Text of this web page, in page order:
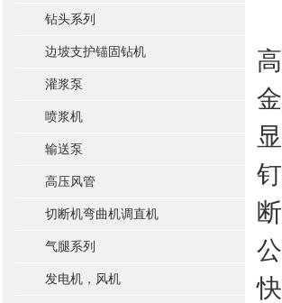
钻头系列
边坡支护锚固钻机
灌浆泵
喷浆机
输送泵
高压风管
切断机弯曲机调直机
气腿系列
发电机，风机